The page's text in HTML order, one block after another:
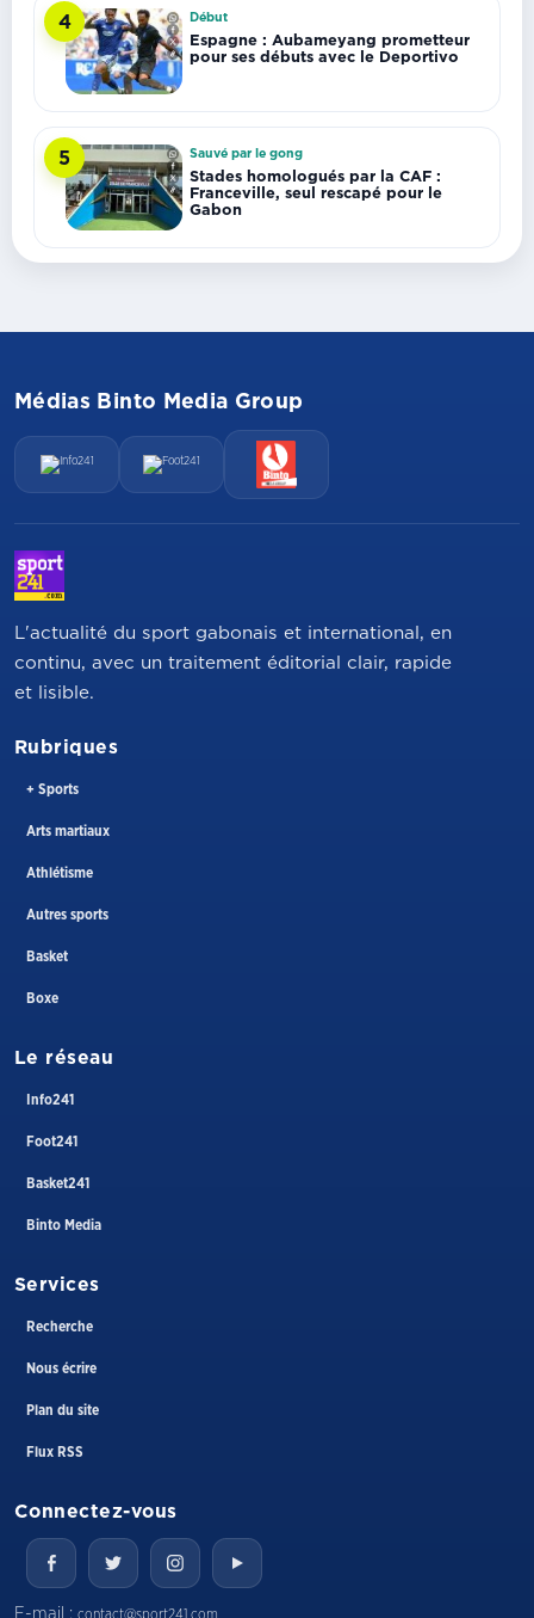
4 Début
Espagne : Aubameyang prometteur
pour ses débuts avec le Deportivo
5 Sauvé par le gong
Stades homologués par la CAF :
Franceville, seul rescapé pour le
Gabon
Médias Binto Media Group
L'actualité du sport gabonais et international, en
continu, avec un traitement éditorial clair, rapide
et lisible.
Rubriques
+ Sports
Arts martiaux
Athlétisme
Autres sports
Basket
Boxe
Le réseau
Info241
Foot241
Basket241
Binto Media
Services
Recherche
Nous écrire
Plan du site
Flux RSS
Connectez-vous
E-mail : contact@sport241.com